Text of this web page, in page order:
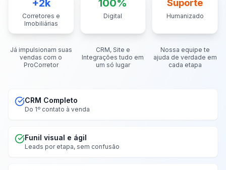
+2k
Corretores e
Imobiliárias
100%
Digital
Suporte
Humanizado
Já impulsionam suas
vendas com o
ProCorretor
CRM, Site e
Integrações tudo em
um só lugar
Nossa equipe te
ajuda de verdade em
cada etapa
CRM Completo
Do 1º contato à venda
Funil visual e ágil
Leads por etapa, sem confusão